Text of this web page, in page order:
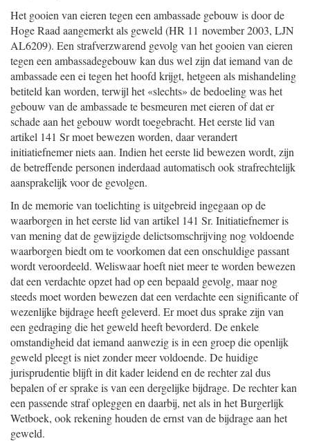
Het gooien van eieren tegen een ambassade gebouw is door de
Hoge Raad aangemerkt als geweld (HR 11 november 2003, LJN
AL6209). Een strafverzwarend gevolg van het gooien van eieren
tegen een ambassadegebouw kan dus wel zijn dat iemand van de
ambassade een ei tegen het hoofd krijgt, hetgeen als mishandeling
betiteld kan worden, terwijl het «slechts» de bedoeling was het
gebouw van de ambassade te besmeuren met eieren of dat er
schade aan het gebouw wordt toegebracht. Het eerste lid van
artikel 141 Sr moet bewezen worden, daar verandert
initiatiefnemer niets aan. Indien het eerste lid bewezen wordt, zijn
de betreffende personen inderdaad automatisch ook strafrechtelijk
aansprakelijk voor de gevolgen.
In de memorie van toelichting is uitgebreid ingegaan op de
waarborgen in het eerste lid van artikel 141 Sr. Initiatiefnemer is
van mening dat de gewijzigde delictsomschrijving nog voldoende
waarborgen biedt om te voorkomen dat een onschuldige passant
wordt veroordeeld. Weliswaar hoeft niet meer te worden bewezen
dat een verdachte opzet had op een bepaald gevolg, maar nog
steeds moet worden bewezen dat een verdachte een significante of
wezenlijke bijdrage heeft geleverd. Er moet dus sprake zijn van
een gedraging die het geweld heeft bevorderd. De enkele
omstandigheid dat iemand aanwezig is in een groep die openlijk
geweld pleegt is niet zonder meer voldoende. De huidige
jurisprudentie blijft in dit kader leidend en de rechter zal dus
bepalen of er sprake is van een dergelijke bijdrage. De rechter kan
een passende straf opleggen en daarbij, net als in het Burgerlijk
Wetboek, ook rekening houden de ernst van de bijdrage aan het
geweld.